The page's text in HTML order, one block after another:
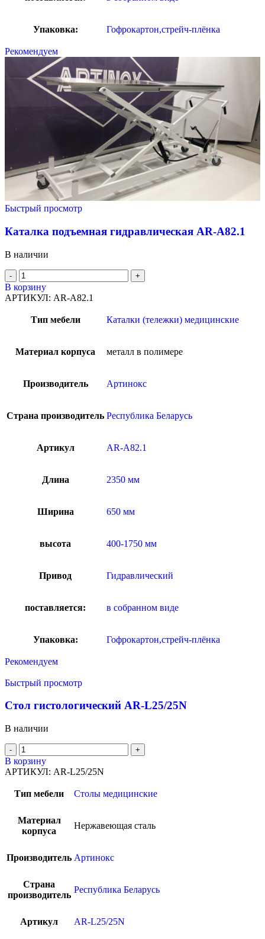
Упаковка: Гофрокартон,стрейч-плёнка
Рекомендуем
Быстрый просмотр
Каталка подъемная гидравлическая AR-A82.1
В наличии
В корзину
АРТИКУЛ: AR-A82.1
Тип мебели Каталки (тележки) медицинские
Материал корпуса металл в полимере
Производитель Артинокс
Страна производитель Республика Беларусь
Артикул AR-A82.1
Длина 2350 мм
Ширина 650 мм
высота 400-1750 мм
Привод Гидравлический
поставляется: в собранном виде
Упаковка: Гофрокартон,стрейч-плёнка
Рекомендуем
Быстрый просмотр
Стол гистологический AR-L25/25N
В наличии
В корзину
АРТИКУЛ: AR-L25/25N
Тип мебели Столы медицинские
Материал
корпуса
Нержавеющая сталь
Производитель Артинокс
Страна
производитель
Республика Беларусь
Артикул AR-L25/25N